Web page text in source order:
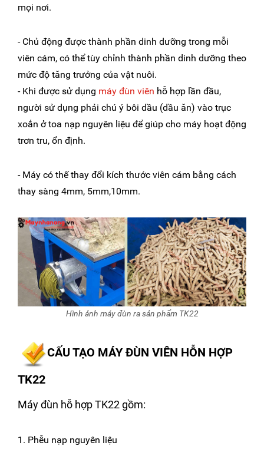
mọi nơi.
- Chủ động được thành phần dinh dưỡng trong mỗi
viên cám, có thể tùy chỉnh thành phần dinh dưỡng theo
mức độ tăng trưởng của vật nuôi.
- Khi được sử dụng máy đùn viên hỗ hợp lần đầu,
người sử dụng phải chú ý bôi dầu (dầu ăn) vào trục
xoắn ở toa nạp nguyên liệu để giúp cho máy hoạt động
trơn tru, ổn định.
- Máy có thế thay đổi kích thước viên cám bằng cách
thay sàng 4mm, 5mm,10mm.
Hình ảnh máy đùn ra sản phẩm TK22
CẤU TẠO MÁY ĐÙN VIÊN HỖN HỢP
TK22
Máy đùn hỗ hợp TK22 gồm:
1. Phễu nạp nguyên liệu